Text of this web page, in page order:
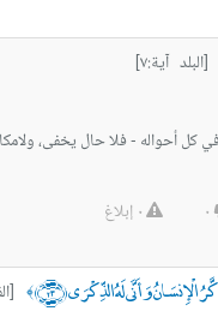
[البلد آية:٧]
في كل أحواله - فلا حال يخفى،
٠ ٠ إبلاغ
وَأَنَّى لَهُ الذِّكْرَى ﴿٢٣﴾ ﴾